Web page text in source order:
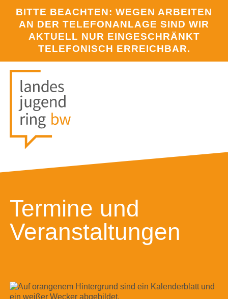
BITTE BEACHTEN: WEGEN ARBEITEN
AN DER TELEFONANLAGE SIND WIR
AKTUELL NUR EINGESCHRÄNKT
TELEFONISCH ERREICHBAR.
Termine und
Veranstaltungen